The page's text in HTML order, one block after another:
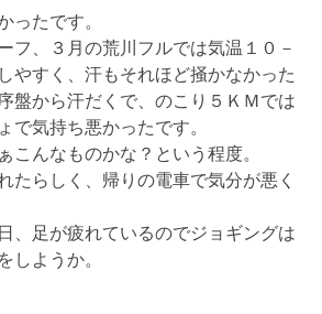
ったです。
フ、３月の荒川フルでは気温１０－
やすく、汗もそれほど掻かなかった
盤から汗だくで、のこり５ＫＭでは
で気持ち悪かったです。
こんなものかな？という程度。
たらしく、帰りの電車で気分が悪く
、足が疲れているのでジョギングは
ようか。